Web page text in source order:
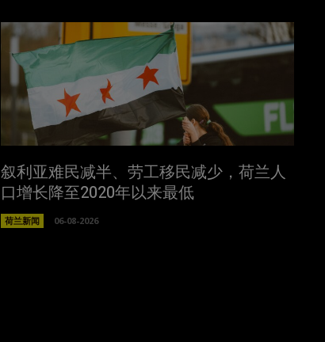
叙利亚难民减半、劳工移民减少，荷兰人
口增长降至2020年以来最低
荷兰新闻 06-08-2026